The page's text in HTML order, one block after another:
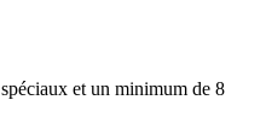
et un minimum de 8